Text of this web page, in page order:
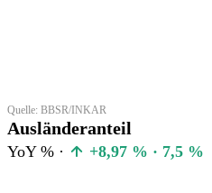
Quelle: BBSR/INKAR
Ausländeranteil
YoY % · +8,97 % · 7,5 %